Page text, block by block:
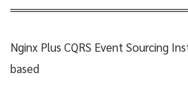
Nginx Plus CQRS Event Sourcing
based